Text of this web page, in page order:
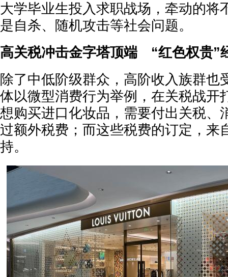
大学毕业生投入求职战场，牵动的将
是自杀、随机攻击等社会问题。
高关税冲击金字塔顶端 “红色权贵”
除了中低阶级群众，高阶收入族群也
体以微型消费行为举例，在关税战开
想购买进口化妆品，需要付出关税、
过额外税费；而这些税费的订定，来
持。